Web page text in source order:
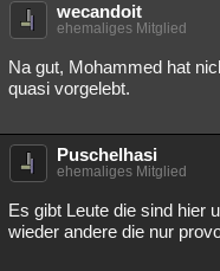
wecandoit
ehemaliges Mitglied
Na gut, Mohammed hat
quasi vorgelebt.
Puschelhasi
ehemaliges Mitglied
Es gibt Leute die sind hier
wieder andere die nur